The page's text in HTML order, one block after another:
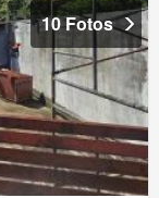
10 Fotos